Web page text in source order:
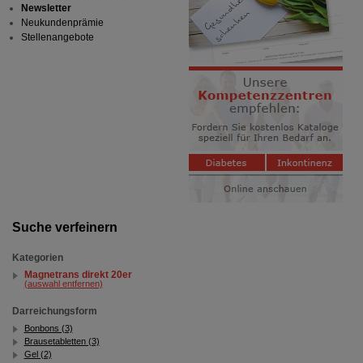
Suche verfeinern
Kategorien
Magnetrans direkt 20er
(auswahl entfernen)
Darreichungsform
Bonbons (3)
Brausetabletten (3)
Gel (2)
Newsletter
Neukundenprämie
Stellenangebote